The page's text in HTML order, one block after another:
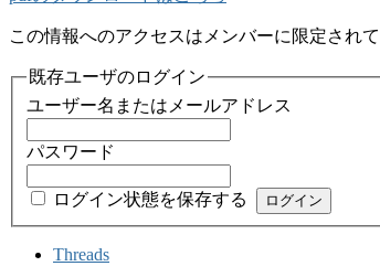
この情報へのアクセスはメンバーに限定され
既存ユーザのログイン
ユーザー名またはメールアドレス
パスワード
ログイン状態を保存する
Threads